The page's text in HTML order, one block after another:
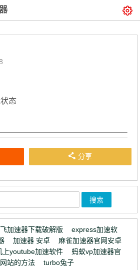
态
分享
加速器下载破解版
express加速软
加速器 安卓
麻雀加速器官网安卓
上youtube加速软件
蚂蚁vp加速器官
站的方法 turbo兔子